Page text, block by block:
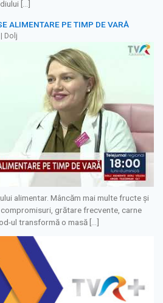
[…]
ALIMENTARE PE TIMP DE VARĂ
| Dolj
alimentar. Mâncăm mai multe fructe și
grătare frecvente, carne
ul transformă o masă […]